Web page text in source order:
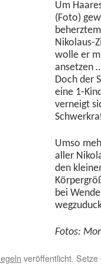
Um
(Foto)
Niko­laus-
wolle er
anset­zen
Doch der
eine
verneigt
Umso
aller
den
bei
Fotos:
veröffentlicht.